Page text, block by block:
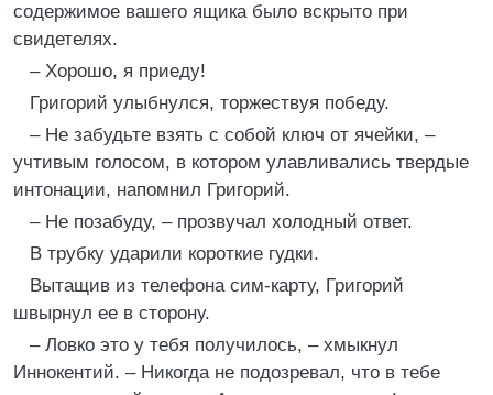
содержимое вашего ящика было вскрыто при
свидетелях.
– Хорошо, я приеду!
Григорий улыбнулся, торжествуя победу.
– Не забудьте взять с собой ключ от ячейки, –
учтивым голосом, в котором улавливались твердые
интонации, напомнил Григорий.
– Не позабуду, – прозвучал холодный ответ.
В трубку ударили короткие гудки.
Вытащив из телефона сим-карту, Григорий
швырнул ее в сторону.
– Ловко это у тебя получилось, – хмыкнул
Иннокентий. – Никогда не подозревал, что в тебе